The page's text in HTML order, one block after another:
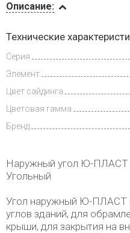
и оплата
Описание:
Технические
Серия
Элемент
Цвет сайдинга
Цветовая гамма
Бренд
Наружный угол Ю-ПЛАСТ
Угольный
Угол наружный Ю-ПЛАСТ
углов зданий, для
крыши, для закрытия на